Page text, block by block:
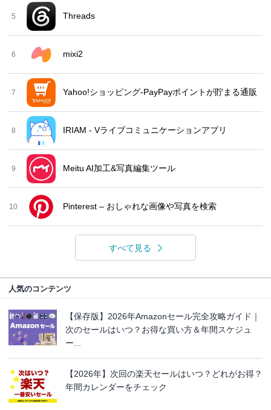
5 Threads
6 mixi2
7 Yahoo!ショッピング-PayPayポイントが貯まる通販
8 IRIAM - Vライブコミュニケーションアプリ
9 Meitu AI加工&写真編集ツール
10 Pinterest – おしゃれな画像や写真を検索
すべて見る
人気のコンテンツ
【保存版】2026年Amazonセール完全攻略ガイド｜
次のセールはいつ？お得な買い方＆年間スケジュ
ー...
【2026年】次回の楽天セールはいつ？どれがお得？
年間カレンダーをチェック